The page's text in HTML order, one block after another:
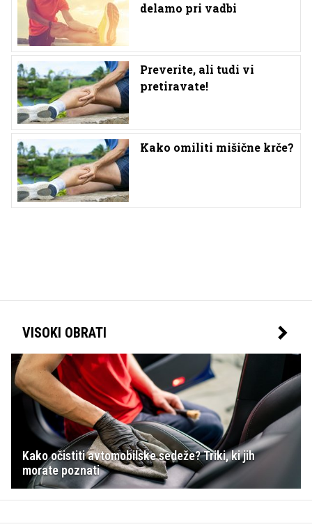
delamo pri vadbi
Preverite, ali tudi vi
pretiravate!
Kako omiliti mišične krče?
VISOKI OBRATI
Kako očistiti avtomobilske sedeže? Triki, ki jih
morate poznati